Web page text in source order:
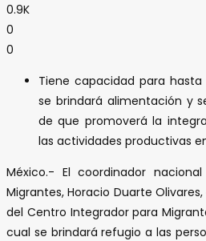
0.9K
0
0
Tiene capacidad para
se brindará alimentación y
de que promoverá la
las actividades productivas
México.- El coordinador
Migrantes, Horacio Duarte
del Centro Integrador para
cual se brindará refugio a las